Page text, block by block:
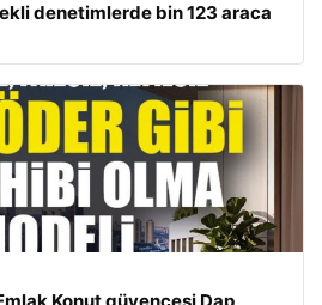
denetimlerde bin 123 araca